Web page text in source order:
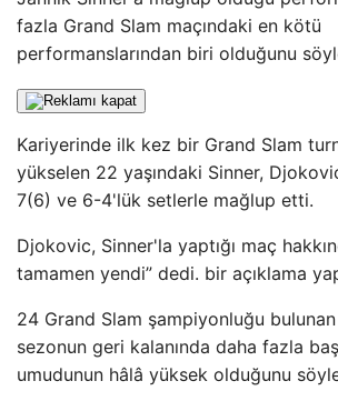
fazla Grand Slam maçındaki en kötü
performanslarından biri olduğunu
Kariyerinde ilk kez bir Grand Slam
yükselen 22 yaşındaki Sinner,
7(6) ve 6-4'lük setlerle mağlup etti.
Djokovic, Sinner'la yaptığı maç
tamamen yendi” dedi. bir açıklama
24 Grand Slam şampiyonluğu bulunan
sezonun geri kalanında daha fazla
umudunun hâlâ yüksek olduğunu